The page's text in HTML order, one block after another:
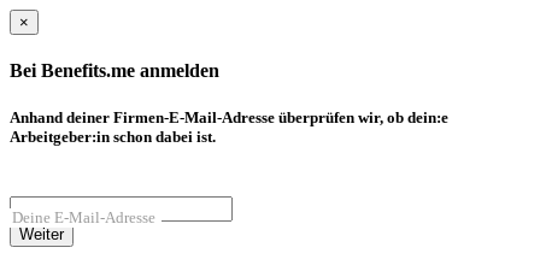
×
Bei Benefits.me anmelden
Anhand deiner Firmen-E-Mail-Adresse überprüfen wir, ob dein:e
Arbeitgeber:in schon dabei ist.
Deine E-Mail-Adresse
Weiter